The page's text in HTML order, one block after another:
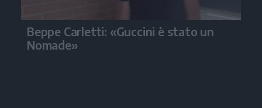
Beppe Carletti: «Guccini è stato un
Nomade»